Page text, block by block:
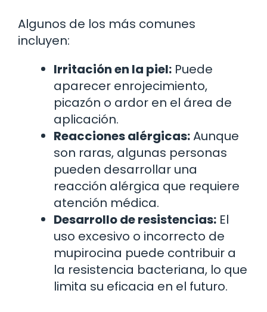
Algunos de los más comunes
incluyen:
Irritación en la piel: Puede
aparecer enrojecimiento,
picazón o ardor en el área de
aplicación.
Reacciones alérgicas:Aunque
son raras, algunas personas
pueden desarrollar una
reacción alérgica que requiere
atención médica.
Desarrollo de resistencias: El
uso excesivo o incorrecto de
mupirocina puede contribuir a
la resistencia bacteriana, lo que
limita su eficacia en el futuro.